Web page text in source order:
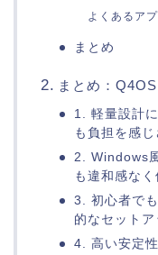
よくあるア
まとめ
まとめ：
1. 軽量設計
も負担を感
2. Windows
も違和感なく
3. 初心者で
的なセット
4. 高い安定